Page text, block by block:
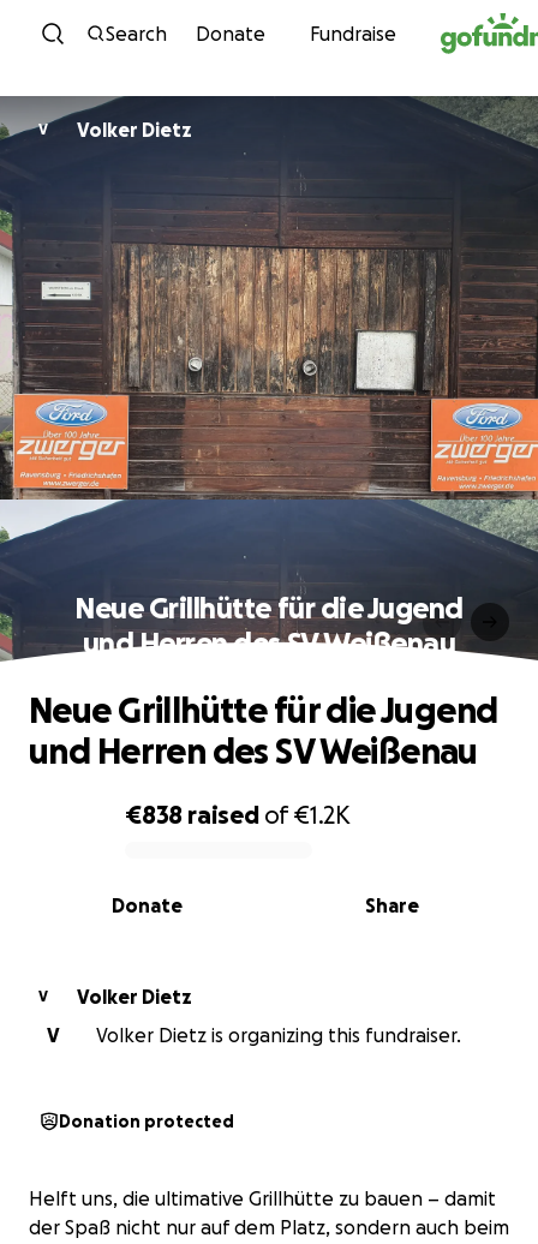
Skip to content
Search Donate Fundraise
V Volker Dietz
Neue Grillhütte für die Jugend
und Herren des SV Weißenau
0% complete
€838 raised of€1.2K
Share
Donate
Neue Grillhütte für die Jugend
und Herren des SV Weißenau
V
Volker Dietz
V
Volker Dietz is organizing this fundraiser.
Donation protected
Helft uns, die ultimative Grillhütte zu bauen – damit
der Spaß nicht nur auf dem Platz, sondern auch beim